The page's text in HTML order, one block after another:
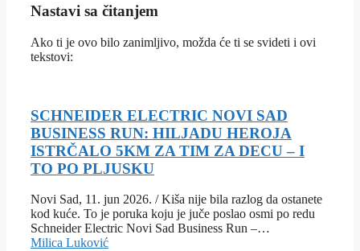
Nastavi sa čitanjem
Ako ti je ovo bilo zanimljivo, možda će ti se svideti i ovi
tekstovi:
SCHNEIDER ELECTRIC NOVI SAD
BUSINESS RUN: HILJADU HEROJA
ISTRČALO 5KM ZA TIM ZA DECU – I
TO PO PLJUSKU
Novi Sad, 11. jun 2026. / Kiša nije bila razlog da ostanete
kod kuće. To je poruka koju je juče poslao osmi po redu
Schneider Electric Novi Sad Business Run –…
Milica Luković